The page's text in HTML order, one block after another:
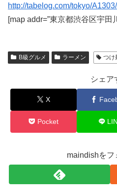
http://tabelog.com/tokyo/
[map addr=”東京都渋谷区宇田
B級グルメ ラーメン つけ
シェア
X
Pocket
maindishをフ